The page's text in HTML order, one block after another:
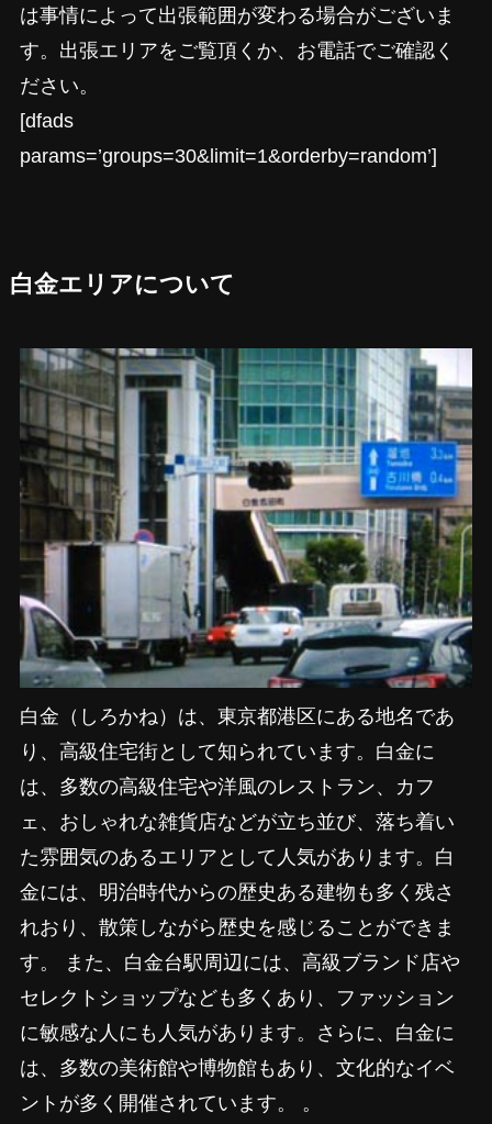
は事情によって出張範囲が変わる場合がございま
す。出張エリアをご覧頂くか、お電話でご確認く
ださい。
[dfads
params=’groups=30&limit=1&orderby=random’]
白金エリアについて
白金（しろかね）は、東京都港区にある地名であ
り、高級住宅街として知られています。白金に
は、多数の高級住宅や洋風のレストラン、カフ
ェ、おしゃれな雑貨店などが立ち並び、落ち着い
た雰囲気のあるエリアとして人気があります。白
金には、明治時代からの歴史ある建物も多く残さ
れおり、散策しながら歴史を感じることができま
す。 また、白金台駅周辺には、高級ブランド店や
セレクトショップなども多くあり、ファッション
に敏感な人にも人気があります。さらに、白金に
は、多数の美術館や博物館もあり、文化的なイベ
ントが多く開催されています。 。